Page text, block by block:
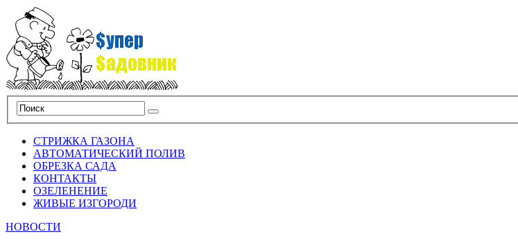
СТРИЖКА ГАЗОНА
АВТОМАТИЧЕСКИЙ ПОЛИВ
ОБРЕЗКА САДА
КОНТАКТЫ
ОЗЕЛЕНЕНИЕ
ЖИВЫЕ ИЗГОРОДИ
НОВОСТИ